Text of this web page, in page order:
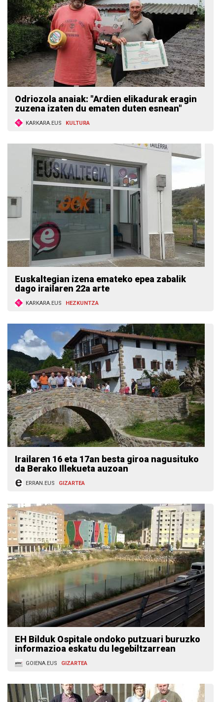
Odriozola anaiak: "Ardien elikadurak eragin
zuzena izaten du ematen duten esnean"
KARKARA.EUS KULTURA
Euskaltegian izena emateko epea zabalik
dago irailaren 22a arte
KARKARA.EUS HEZKUNTZA
Irailaren 16 eta 17an besta giroa nagusituko
da Berako Illekueta auzoan
ERRAN.EUS GIZARTEA
EH Bilduk Ospitale ondoko putzuari buruzko
informazioa eskatu du legebiltzarrean
GOIENA.EUS GIZARTEA